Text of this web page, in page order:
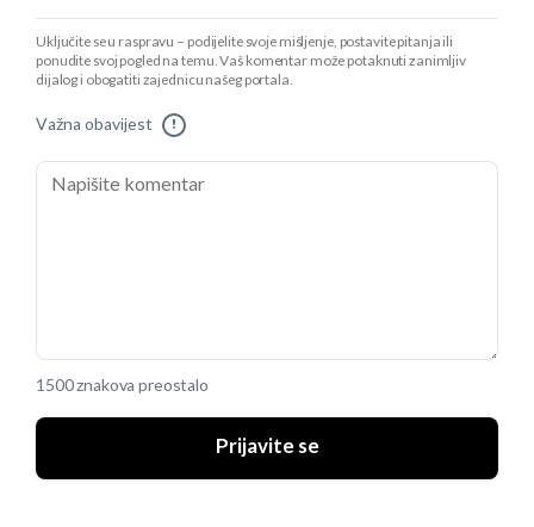
Uključite se u raspravu – podijelite svoje mišljenje, postavite pitanja ili
ponudite svoj pogled na temu. Vaš komentar može potaknuti zanimljiv
dijalog i obogatiti zajednicu našeg portala.
Važna obavijest !
1500 znakova preostalo
Prijavite se